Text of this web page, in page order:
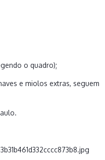
o quadro);
e miolos extras, seguem